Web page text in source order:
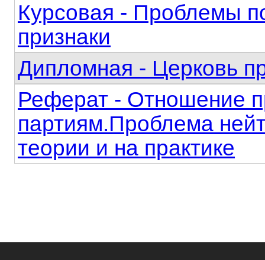
Курсовая - Проблемы
признаки
Дипломная - Церковь
Реферат - Отношение
партиям.Проблема
теории и на практике